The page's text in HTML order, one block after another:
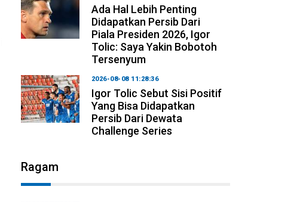
Ada Hal Lebih Penting
Didapatkan Persib Dari
Piala Presiden 2026, Igor
Tolic: Saya Yakin Bobotoh
Tersenyum
2026-08-08 11:28:36
Igor Tolic Sebut Sisi Positif
Yang Bisa Didapatkan
Persib Dari Dewata
Challenge Series
Ragam